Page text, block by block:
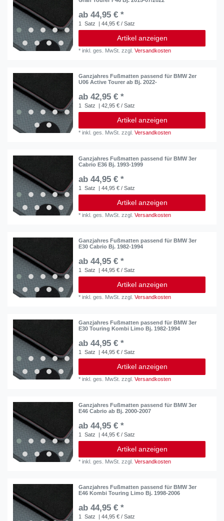
ab 44,95 € *
1 Satz | 44,95 € / Satz
Artikel anzeigen
*inkl. ges. MwSt. zzgl.Versandkosten
Ganzjahres Fußmatten passend für BMW 2er
U06 Active Tourer ab Bj. 2022-
ab 42,95 € *
1 Satz | 42,95 € / Satz
Artikel anzeigen
*inkl. ges. MwSt. zzgl.Versandkosten
Ganzjahres Fußmatten passend für BMW 3er
Cabrio E36 Bj. 1993-1999
ab 44,95 € *
1 Satz | 44,95 € / Satz
Artikel anzeigen
*inkl. ges. MwSt. zzgl.Versandkosten
Ganzjahres Fußmatten passend für BMW 3er
E30 Cabrio Bj. 1982-1994
ab 44,95 € *
1 Satz | 44,95 € / Satz
Artikel anzeigen
*inkl. ges. MwSt. zzgl.Versandkosten
Ganzjahres Fußmatten passend für BMW 3er
E30 Touring Kombi Limo Bj. 1982-1994
ab 44,95 € *
1 Satz | 44,95 € / Satz
Artikel anzeigen
*inkl. ges. MwSt. zzgl.Versandkosten
Ganzjahres Fußmatten passend für BMW 3er
E46 Cabrio ab Bj. 2000-2007
ab 44,95 € *
1 Satz | 44,95 € / Satz
Artikel anzeigen
*inkl. ges. MwSt. zzgl.Versandkosten
Ganzjahres Fußmatten passend für BMW 3er
E46 Kombi Touring Limo Bj. 1998-2006
ab 44,95 € *
1 Satz | 44,95 € / Satz